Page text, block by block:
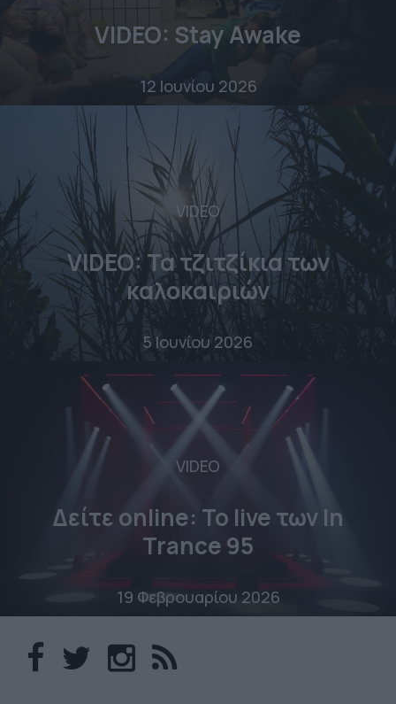
VIDEO: Stay Awake
12 Ιουνίου 2026
VIDEO
VIDEO: Τα τζιτζίκια των
καλοκαιριών
5 Ιουνίου 2026
VIDEO
Δείτε online: To live των In
Trance 95
19 Φεβρουαρίου 2026